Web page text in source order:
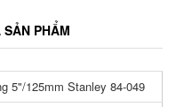
SẢN PHẨM
5"/125mm Stanley 84-049